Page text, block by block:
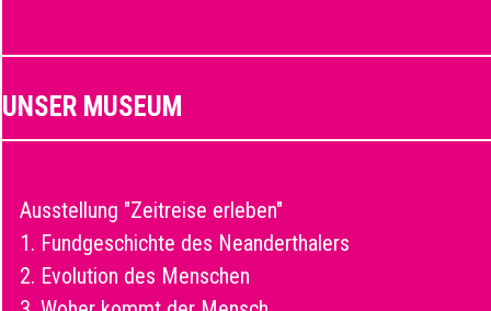
UNSER MUSEUM
Ausstellung "Zeitreise erleben"
1. Fundgeschichte des Neanderthalers
2. Evolution des Menschen